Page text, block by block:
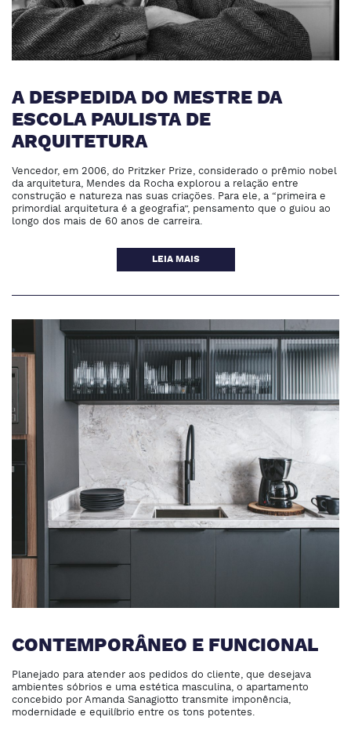
A DESPEDIDA DO MESTRE DA
ESCOLA PAULISTA DE
ARQUITETURA
Vencedor, em 2006, do Pritzker Prize, considerado o prêmio nobel
da arquitetura, Mendes da Rocha explorou a relação entre
construção e natureza nas suas criações. Para ele, a “primeira e
primordial arquitetura é a geografia”, pensamento que o guiou ao
longo dos mais de 60 anos de carreira.
LEIA MAIS
CONTEMPORÂNEO E FUNCIONAL
Planejado para atender aos pedidos do cliente, que desejava
ambientes sóbrios e uma estética masculina, o apartamento
concebido por Amanda Sanagiotto transmite imponência,
modernidade e equilíbrio entre os tons potentes.